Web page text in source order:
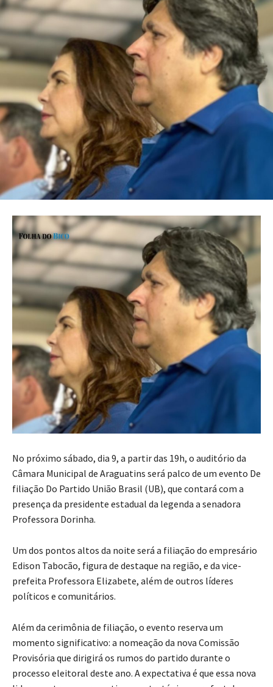
No próximo sábado, dia 9, a partir das 19h, o auditório da
Câmara Municipal de Araguatins será palco de um evento De
filiação Do Partido União Brasil (UB), que contará com a
presença da presidente estadual da legenda a senadora
Professora Dorinha.
Um dos pontos altos da noite será a filiação do empresário
Edison Tabocão, figura de destaque na região, e da vice-
prefeita Professora Elizabete, além de outros líderes
políticos e comunitários.
Além da cerimônia de filiação, o evento reserva um
momento significativo: a nomeação da nova Comissão
Provisória que dirigirá os rumos do partido durante o
processo eleitoral deste ano. A expectativa é que essa nova